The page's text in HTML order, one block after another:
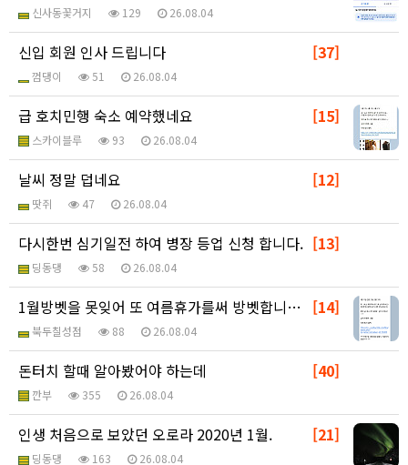
신사동꽃거지 129 26.08.04
[37]
신입 회원 인사 드립니다
껌댕이 51 26.08.04
[15]
급 호치민행 숙소 예약했네요
스카이블루 93 26.08.04
[12]
날씨 정말 덥네요
땃쥐 47 26.08.04
[13]
다시한번 심기일전 하여 병장 등업 신청 합니다.
딩동댕 58 26.08.04
[14]
1월방벳을 못잊어 또 여름휴가를써 방벳합니다!!~~~
북두칠성점 88 26.08.04
[40]
돈터치 할때 알아봤어야 하는데
깐부 355 26.08.04
[21]
인생 처음으로 보았던 오로라 2020년 1월.
딩동댕 163 26.08.04